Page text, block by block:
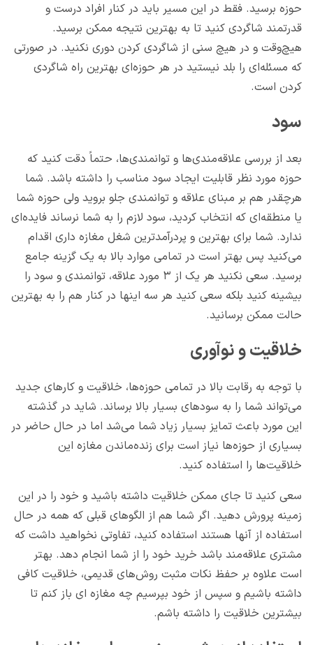
حوزه برسید. فقط در این مسیر باید در کنار افراد درست و
قدرتمند شاگردی کنید تا به بهترین نتیجه ممکن برسید.
هیچ‌وقت و در هیچ سنی از شاگردی کردن دوری نکنید. در صورتی
که مسئله‌ای را بلد نیستید در هر حوزه‌ای بهترین راه شاگردی
کردن است.
سود
بعد از بررسی علاقه‌مندی‌ها و توانمندی‌ها، حتماً دقت کنید که
حوزه مورد نظر قابلیت ایجاد سود مناسب را داشته باشد. شما
هرچقدر هم بر مبنای علاقه و توانمندی جلو بروید ولی حوزه شما
یا منطقه‌ای که انتخاب کردید، سود لازم را به شما نرساند فایده‌ای
ندارد. شما برای بهترین و پردرآمدترین شغل مغازه داری اقدام
می‌کنید پس بهتر است در تمامی موارد بالا به یک گزینه جامع
برسید. سعی نکنید هر یک از ۳ مورد علاقه، توانمندی و سود را
بیشینه کنید بلکه سعی کنید هر سه اینها در کنار هم را به بهترین
حالت ممکن برسانید.
خلاقیت و نوآوری
با توجه به رقابت بالا در تمامی حوزه‌ها، خلاقیت و کارهای جدید
می‌تواند شما را به سودهای بسیار بالا برساند. شاید در گذشته
این مورد باعث تمایز بسیار زیاد شما می‌شد اما در حال حاضر در
بسیاری از حوزه‌ها نیاز است برای زنده‌ماندن مغازه این
خلاقیت‌ها را استفاده کنید.
سعی کنید تا جای ممکن خلاقیت داشته باشید و خود را در این
زمینه پرورش دهید. اگر شما هم از الگوهای قبلی که همه در حال
استفاده از آنها هستند استفاده کنید، تفاوتی نخواهید داشت که
مشتری علاقه‌مند باشد خرید خود را از شما انجام دهد. بهتر
است علاوه بر حفظ نکات مثبت روش‌های قدیمی، خلاقیت کافی
داشته باشیم و سپس از خود بپرسیم چه مغازه ای باز کنم تا
بیشترین خلاقیت را داشته باشم.